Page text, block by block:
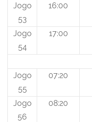
Jogo
53
16:00
Jogo
54
17:00
Jogo
55
07:20
Jogo
56
08:20